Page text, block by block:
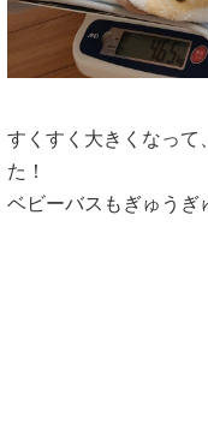
すくすく大きくなって
た！
ベビーバスもぎゅうぎ